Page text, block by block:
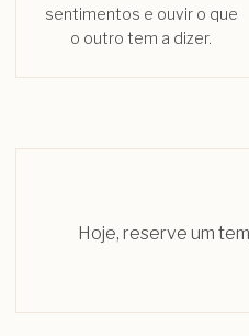
sentimentos e ouvir o que
o outro tem a dizer.
Hoje, reserve um